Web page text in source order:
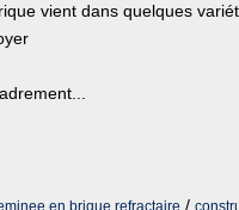
vient dans quelques
en brique refractaire /